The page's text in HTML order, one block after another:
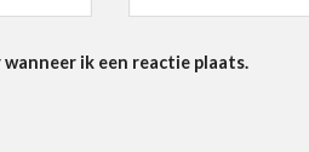
ik een reactie plaats.